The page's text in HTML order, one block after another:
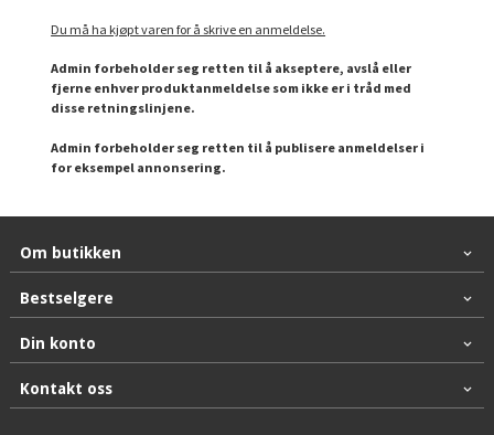
Du må ha kjøpt varen for å skrive en anmeldelse.
Admin forbeholder seg retten til å akseptere, avslå eller
fjerne enhver produktanmeldelse som ikke er i tråd med
disse retningslinjene.
Admin forbeholder seg retten til å publisere anmeldelser i
for eksempel annonsering.
Om butikken
Bestselgere
Din konto
Kontakt oss